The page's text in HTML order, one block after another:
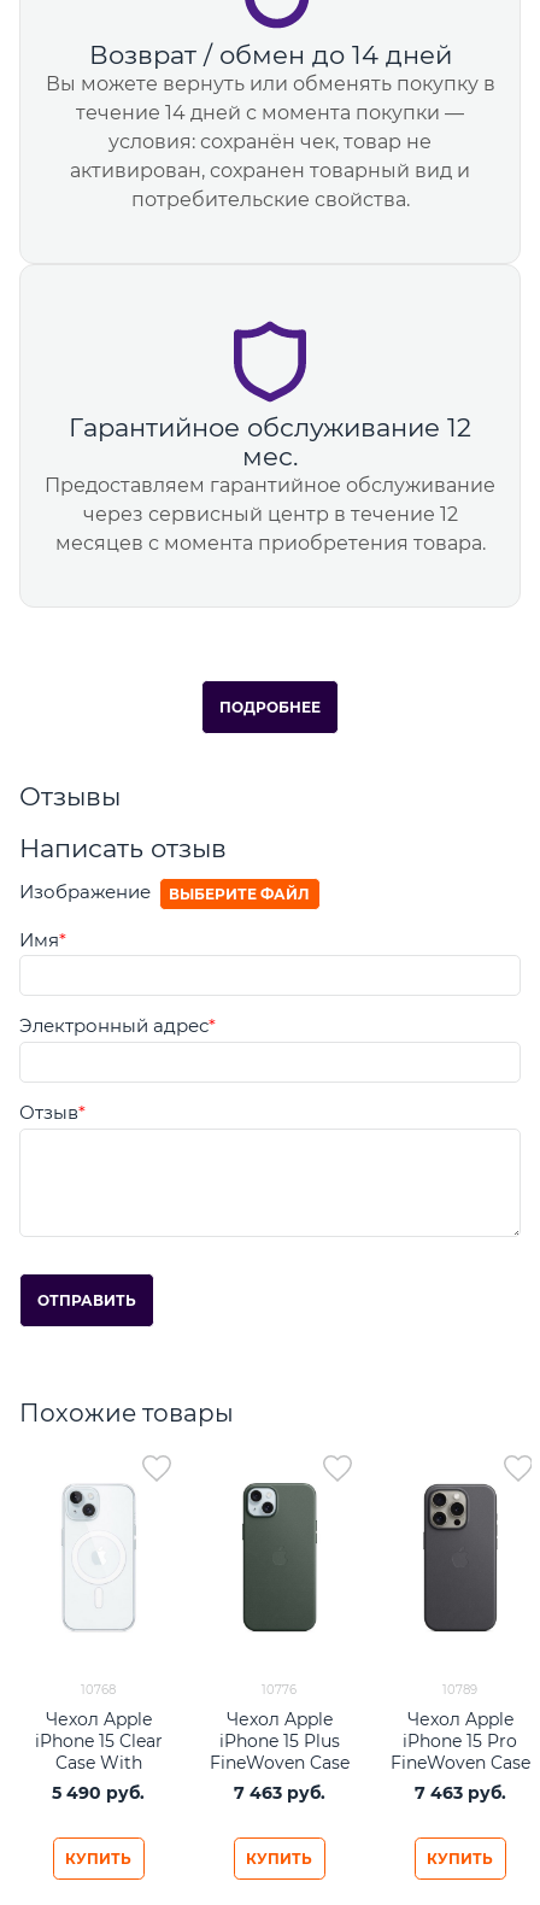
Возврат / обмен до 14 дней
Вы можете вернуть или обменять покупку в
течение 14 дней с момента покупки —
условия: сохранён чек, товар не
активирован, сохранен товарный вид и
потребительские свойства.
Гарантийное обслуживание 12
мес.
Предоставляем гарантийное обслуживание
через сервисный центр в течение 12
месяцев с момента приобретения товара.
ПОДРОБНЕЕ
Отзывы
Написать отзыв
Изображение ВЫБЕРИТЕ ФАЙЛ
Имя
Электронный адрес
Отзыв
Похожие товары
10768
Чехол Apple
iPhone 15 Clear
Case With
MagSafe
прозрачный
5 490 руб.
КУПИТЬ
10776
Чехол Apple
iPhone 15 Plus
FineWoven Case
with MagSafe -
Evergreen
7 463 руб.
КУПИТЬ
10789
Чехол Apple
iPhone 15 Pro
FineWoven Case
with MagSafe -
Black
7 463 руб.
КУПИТЬ